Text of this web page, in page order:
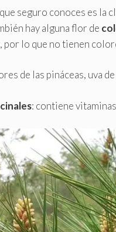
seguro conoces es
hay alguna flor de
por lo que no tienen
de las pináceas, uva
: contiene